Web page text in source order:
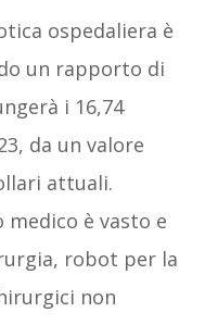
ospedaliera è
un rapporto di
i 16,74
da un valore
attuali.
è vasto e
robot per la
non